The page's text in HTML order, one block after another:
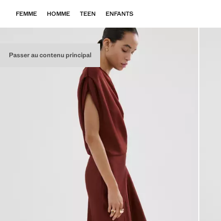
Passer au contenu principal
FEMME HOMME TEEN ENFANTS